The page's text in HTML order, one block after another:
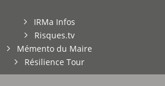
IRMa Infos
Risques.tv
Mémento du Maire
Résilience Tour